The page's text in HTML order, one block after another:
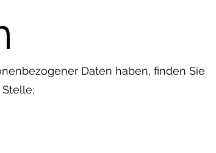
Daten haben, finden Sie